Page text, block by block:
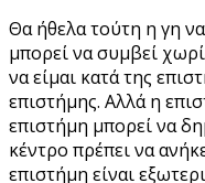
Θα ήθελα τούτη η γη
μπορεί να συμβεί
να είμαι κατά της
επιστήμης. Αλλά η
επιστήμη μπορεί να
κέντρο πρέπει να
επιστήμη είναι